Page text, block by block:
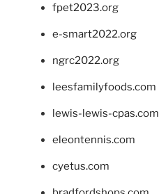
fpet2023.org
e-smart2022.org
ngrc2022.org
leesfamilyfoods.com
lewis-lewis-cpas.com
eleontennis.com
cyetus.com